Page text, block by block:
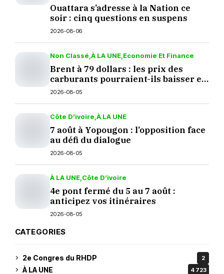
Ouattara s’adresse à la Nation ce
soir : cinq questions en suspens
2026-08-06
Non Classé À LA UNE Economie Et Finance
Brent à 79 dollars : les prix des
carburants pourraient-ils baisser en
septembre ?
2026-08-05
Côte D’ivoire À LA UNE
7 août à Yopougon : l’opposition face
au défi du dialogue
2026-08-05
À LA UNE Côte D’ivoire
4e pont fermé du 5 au 7 août :
anticipez vos itinéraires
2026-08-05
CATEGORIES
2e Congres du RHDP 2
À LA UNE 4 723